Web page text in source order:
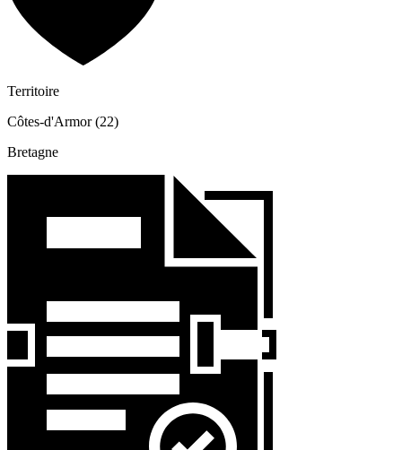
Territoire
Côtes-d'Armor (22)
Bretagne